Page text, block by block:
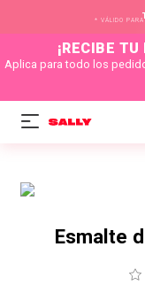
* VÁLIDO PARA
¡RECIBE
Aplica para todo los
Esmalte